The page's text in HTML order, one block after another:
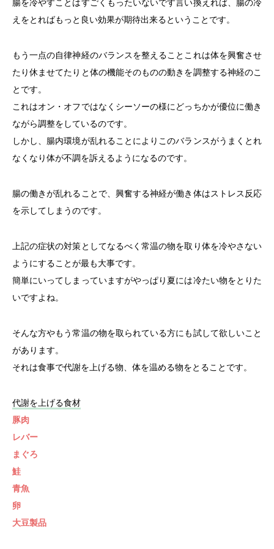
腸を冷やすことはすごくもったいないです言い換えれば、腸の冷
えをとればもっと良い効果が期待出来るということです。
もう一点の自律神経のバランスを整えることこれは体を興奮させ
たり休ませてたりと体の機能そのものの動きを調整する神経のこ
とです。
これはオン・オフではなくシーソーの様にどっちかが優位に働き
ながら調整をしているのです。
しかし、腸内環境が乱れることによりこのバランスがうまくとれ
なくなり体が不調を訴えるようになるのです。
腸の働きが乱れることで、興奮する神経が働き体はストレス反応
を示してしまうのです。
上記の症状の対策としてなるべく常温の物を取り体を冷やさない
ようにすることが最も大事です。
簡単にいってしまっていますがやっぱり夏には冷たい物をとりた
いですよね。
そんな方やもう常温の物を取られている方にも試して欲しいこと
があります。
それは食事で代謝を上げる物、体を温める物をとることです。
代謝を上げる食材
豚肉
レバー
まぐろ
鮭
青魚
卵
大豆製品